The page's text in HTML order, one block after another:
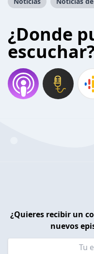
¿Donde
¿Quieres recibir un
nuevos